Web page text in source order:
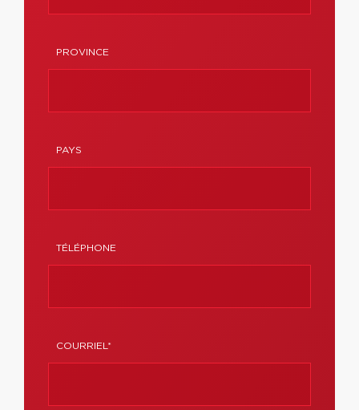
PROVINCE
PAYS
TÉLÉPHONE
COURRIEL*